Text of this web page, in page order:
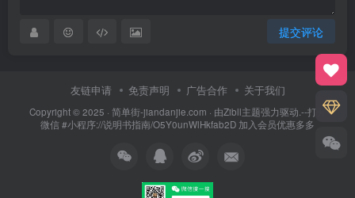
提交评论
友链申请 免责声明 广告合作 关于我们
Copyright © 2025 · 简单街-jiandanjie.com · 由Zibll主题强力驱动.--打开
微信 #小程序://说明书指南/O5Y0unWlHkfab2D 加入会员优惠多多